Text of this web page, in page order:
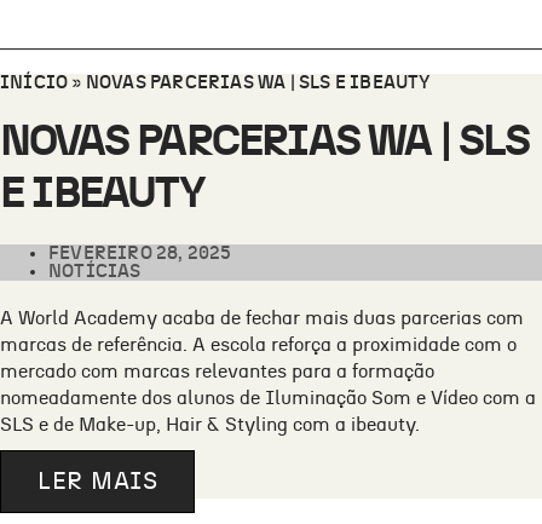
INÍCIO » NOVAS PARCERIAS WA | SLS E IBEAUTY
NOVAS PARCERIAS WA | SLS
E IBEAUTY
FEVEREIRO 28, 2025
NOTÍCIAS
A World Academy acaba de fechar mais duas parcerias com
marcas de referência. A escola reforça a proximidade com o
mercado com marcas relevantes para a formação
nomeadamente dos alunos de Iluminação Som e Vídeo com a
SLS e de Make-up, Hair & Styling com a ibeauty.
LER MAIS